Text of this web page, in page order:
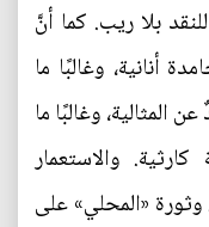
بلا ريب. كما أنَّ
أنانية، وغالبًا ما
المثالية، وغالبًا ما
والاستعمار
«المحلي» على